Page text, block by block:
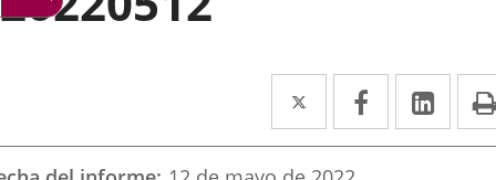
Twitter
Enlace
a
una
Facebook
Enlace
a
a